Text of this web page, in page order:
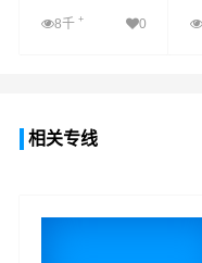
8千 + 0
相关专线